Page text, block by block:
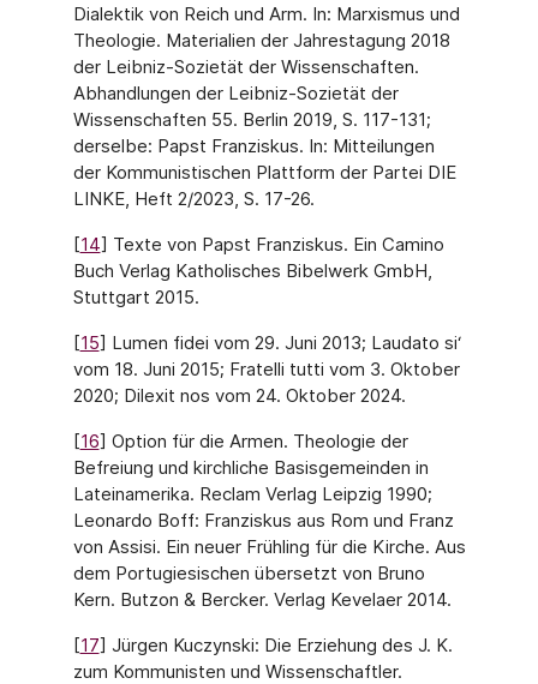
Dialektik von Reich und Arm. In: Marxismus und
Theologie. Materialien der Jahrestagung 2018
der Leibniz-Sozietät der Wissenschaften.
Abhandlungen der Leibniz-Sozietät der
Wissenschaften 55. Berlin 2019, S. 117-131;
derselbe: Papst Franziskus. In: Mitteilungen
der Kommunistischen Plattform der Partei DIE
LINKE, Heft 2/2023, S. 17-26.
[14] Texte von Papst Franziskus. Ein Camino
Buch Verlag Katholisches Bibelwerk GmbH,
Stuttgart 2015.
[15] Lumen fidei vom 29. Juni 2013; Laudato si‘
vom 18. Juni 2015; Fratelli tutti vom 3. Oktober
2020; Dilexit nos vom 24. Oktober 2024.
[16] Option für die Armen. Theologie der
Befreiung und kirchliche Basisgemeinden in
Lateinamerika. Reclam Verlag Leipzig 1990;
Leonardo Boff: Franziskus aus Rom und Franz
von Assisi. Ein neuer Frühling für die Kirche. Aus
dem Portugiesischen übersetzt von Bruno
Kern. Butzon & Bercker. Verlag Kevelaer 2014.
[17] Jürgen Kuczynski: Die Erziehung des J. K.
zum Kommunisten und Wissenschaftler.